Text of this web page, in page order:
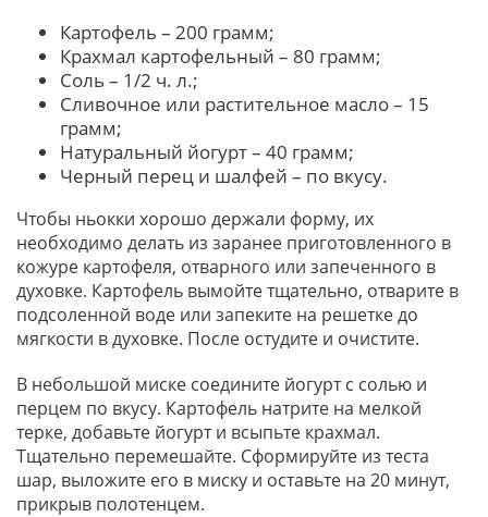
Картофель – 200 грамм;
Крахмал картофельный – 80 грамм;
Соль – 1/2 ч. л.;
Сливочное или растительное масло – 15
грамм;
Натуральный йогурт – 40 грамм;
Черный перец и шалфей – по вкусу.
Чтобы ньокки хорошо держали форму, их
необходимо делать из заранее приготовленного в
кожуре картофеля, отварного или запеченного в
духовке. Картофель вымойте тщательно, отварите в
подсоленной воде или запеките на решетке до
мягкости в духовке. После остудите и очистите.
В небольшой миске соедините йогурт с солью и
перцем по вкусу. Картофель натрите на мелкой
терке, добавьте йогурт и всыпьте крахмал.
Тщательно перемешайте. Сформируйте из теста
шар, выложите его в миску и оставьте на 20 минут,
прикрыв полотенцем.